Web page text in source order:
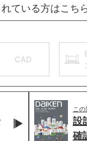
ている方はこち
CAD
こ
設
確